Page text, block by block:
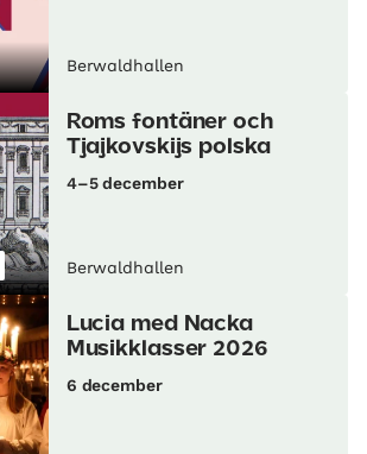
Berwaldhallen
Roms fontäner och
Tjajkovskijs polska
4–5 december
Berwaldhallen
Lucia med Nacka
Musikklasser 2026
6 december